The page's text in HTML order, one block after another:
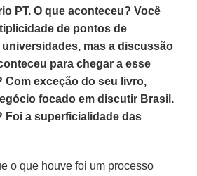
PT. O que aconteceu? Você
de pontos de
mas a discussão
para chegar a esse
Com exceção do seu livro,
focado em discutir Brasil.
Foi a superficialidade das
o que houve foi um processo